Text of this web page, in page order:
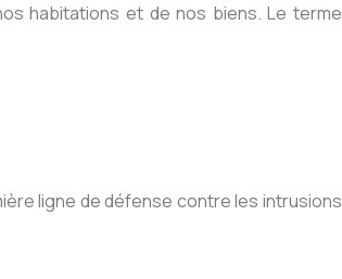
habitations et de nos biens. Le terme
ligne de défense contre les intrusions